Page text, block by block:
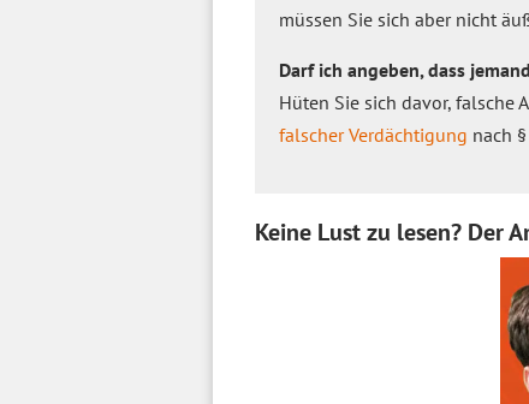
müssen Sie sich aber nicht
Darf ich angeben, dass
Hüten Sie sich davor, falsche
falscher Verdächtigung nach
Keine Lust zu lesen? Der